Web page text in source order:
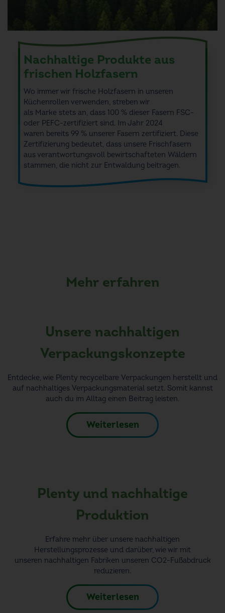
Nachhaltige Produkte aus
frischen Holzfasern
Wo immer wir frische Holzfasern in unseren
Küchenrollen verwenden, streben wir
als Marke stets an, dass 100 % dieser Fasern FSC-
oder PEFC-zertifiziert sind. Im Jahr 2024
waren bereits99 % unserer Fasern zertifiziert. Diese
Zertifizierung bedeutet, dass unsere Frischfasern
aus verantwortungsvoll bewirtschafteten Wäldern
stammen, die nicht zur Entwaldung beitragen.
Mehr erfahren
Unsere nachhaltigen
Verpackungskonzepte
Entdecke, wie Plenty recycelbare Verpackungen herstellt und
auf nachhaltiges Verpackungsmaterial setzt. Somit kannst
auch du im Alltag einen Beitrag leisten.
Weiterlesen
Plenty und nachhaltige
Produktion
Erfahre mehr über unsere nachhaltigen
Herstellungsprozesse und darüber, wie wir mit
unseren nachhaltigen Fabriken unseren CO2-Fußabdruck
reduzieren.
Weiterlesen